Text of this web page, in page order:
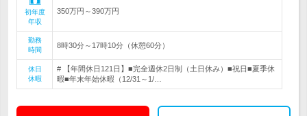
初年度
年収
350万円～390万円
勤務
時間
8時30分～17時10分（休憩60分）
休日
休暇
# 【年間休日121日】■完全週休2日制（土日休み）■祝日■夏季休
暇■年末年始休暇（12/31～1/…